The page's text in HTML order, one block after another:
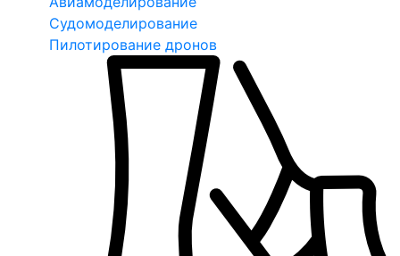
Судомоделирование
Пилотирование дронов